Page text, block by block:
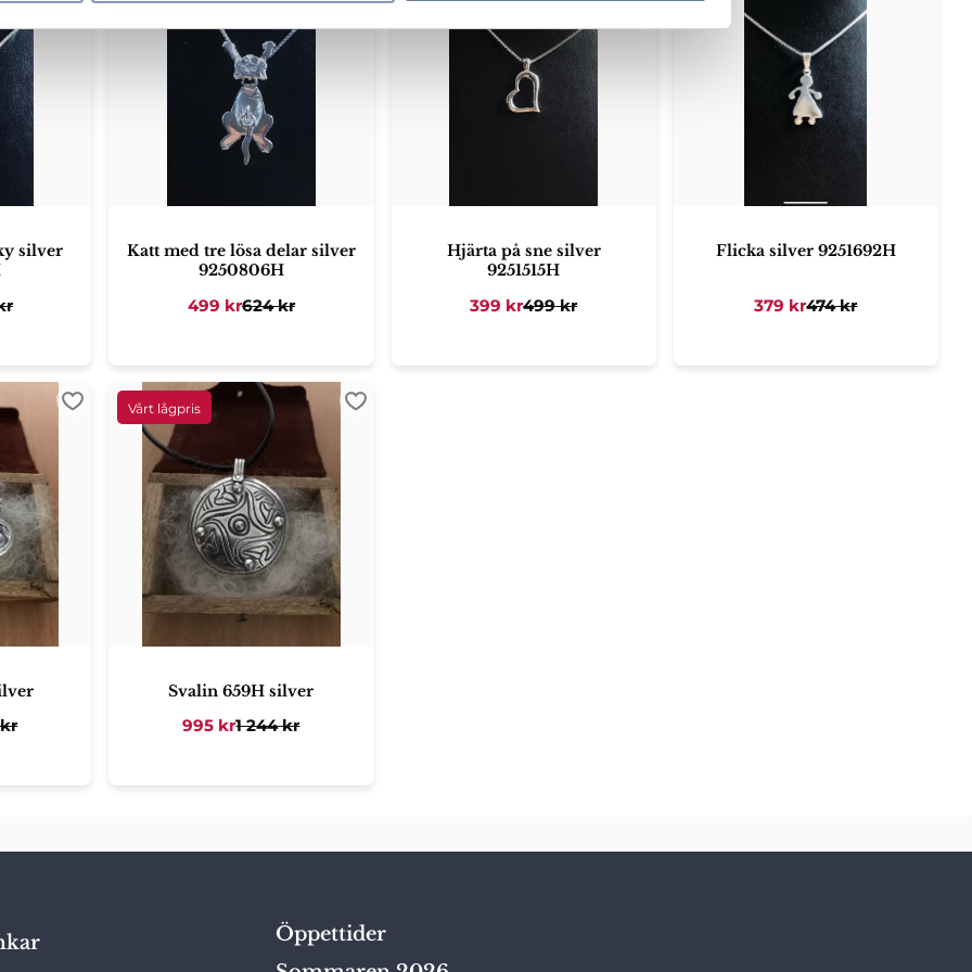
silver
Katt med tre lösa delar silver
9250806H
499 kr624kr
Hjärta på sne silver
9251515H
399 kr499kr
Flicka silver 9251692H
379 kr474kr
Lägg till i favoriter
Svalin 659H silver
995 kr1 244kr
Lägg till i favoriter
Öppettider